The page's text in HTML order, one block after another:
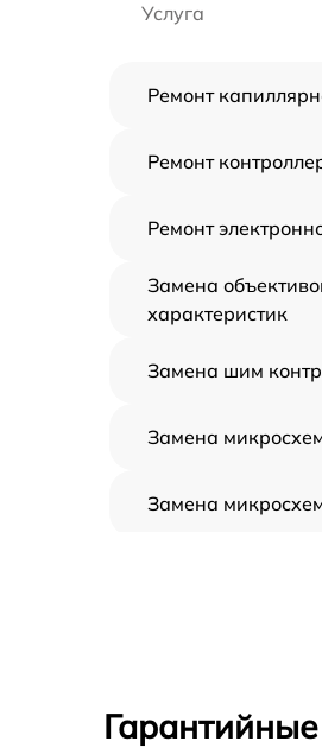
Услуга
Ремонт
Ремонт
Ремонт
Замена
характеристик
Замена шим
Замена
Замена
Калибровка и